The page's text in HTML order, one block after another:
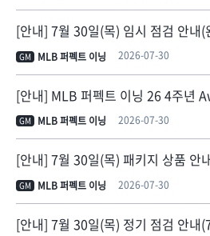
[안내] 7월 30일(목) 임시 점검 안내(
GM MLB 퍼펙트 이닝 2026-07-30
[안내] MLB 퍼펙트 이닝 26 4주년
GM MLB 퍼펙트 이닝 2026-07-30
[안내] 7월 30일(목) 패키지 상품 안
GM MLB 퍼펙트 이닝 2026-07-30
[안내] 7월 30일(목) 정기 점검 안내